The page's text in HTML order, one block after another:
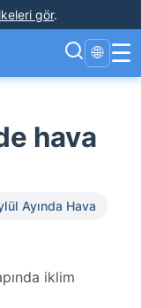
gör.
🌐 ☰
hava
Ayında Hava
iklim